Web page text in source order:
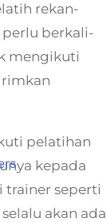
rekan-
perlu berkali-
mengikuti
pelatihan
kepada
trainer seperti
akan ada